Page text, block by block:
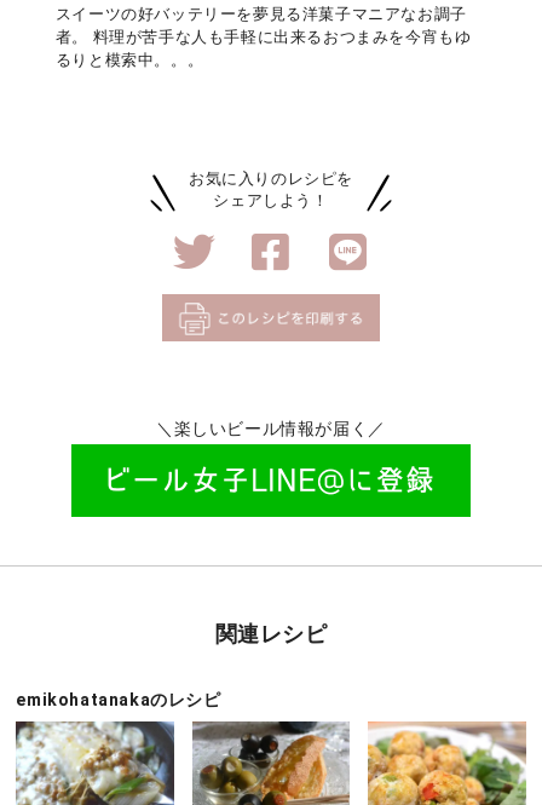
スイーツの好バッテリーを夢見る洋菓子マニアなお調子
者。 料理が苦手な人も手軽に出来るおつまみを今宵もゆ
るりと模索中。。。
お気に入りのレシピを
シェアしよう！
＼楽しいビール情報が届く／
関連レシピ
emikohatanakaのレシピ